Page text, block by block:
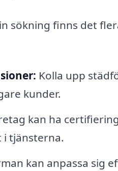
sökning finns det
Kolla upp
kunder.
kan ha
i tjänsterna.
kan anpassa sig